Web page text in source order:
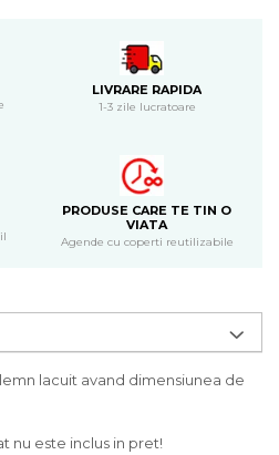
LIVRARE RAPIDA
1-3 zile lucratoare
PRODUSE CARE TE TIN O
VIATA
Agende cu coperti reutilizabile
lacuit avand dimensiunea de
nu este inclus in pret!